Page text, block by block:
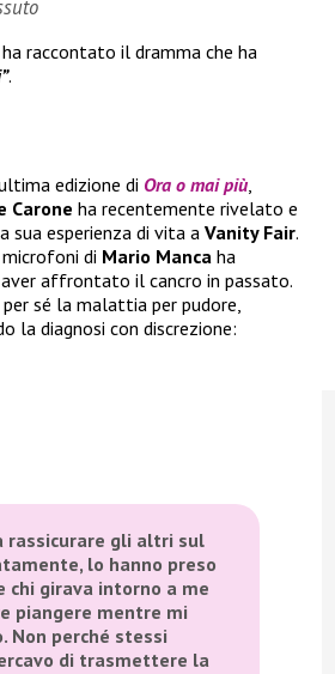
ha raccontato il dramma che ha
.
edizione di Ora o mai più,
Carone ha recentemente rivelato e
sua esperienza di vita aVanity Fair.
microfoni di Mario Manca ha
affrontato il cancro in passato.
sé la malattia per pudore,
la diagnosi con discrezione:
rassicurare gli altri sul
lo hanno preso
chi girava intorno a me
piangere mentre mi
Non perché stessi
di trasmettere la